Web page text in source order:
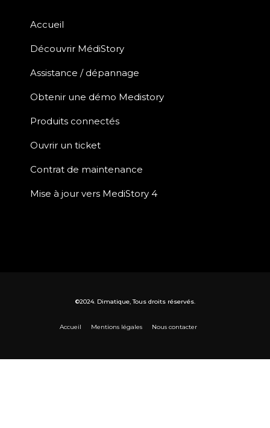
Accueil
Découvrir MédiStory
Assistance / dépannage
Obtenir une démo Medistory
Produits connectés
Ouvrir un ticket
Contrat de maintenance
Mise à jour vers MediStory 4
©2024. Dimatique, Tous droits réservés.
Accueil Mentions légales Nous contacter